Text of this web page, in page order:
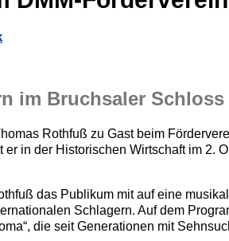
im Bruchsaler Schloss
Rothfuß zu Gast beim
in der Historischen Wirtschaft im 2.
das Publikum mit auf eine
Schlagern. Auf dem
die seit Generationen mit